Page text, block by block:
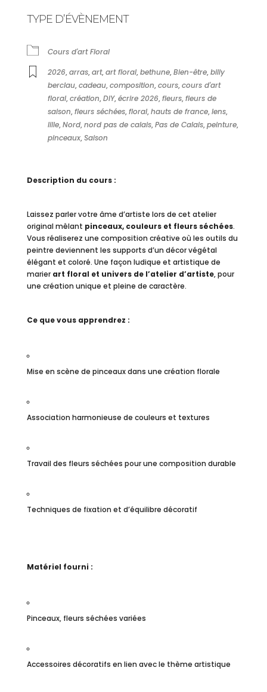
TYPE D’ÉVÈNEMENT
Cours d'art Floral
2026,arras,art,art floral,bethune,Bien-être,billy
berclau,cadeau,composition,cours,cours d'art
floral,création,DIY,écrire 2026,fleurs,fleurs de
saison,fleurs séchées,floral,hauts de france,lens,
lille,Nord,nord pas de calais,Pas de Calais,peinture,
pinceaux,Saison
Description du cours :
Laissez parler votre âme d’artiste lors de cet atelier
original mêlant pinceaux, couleurs et fleurs séchées.
Vous réaliserez une composition créative où les outils du
peintre deviennent les supports d’un décor végétal
élégant et coloré. Une façon ludique et artistique de
marier art floral et univers de l’atelier d’artiste, pour
une création unique et pleine de caractère.
Ce que vous apprendrez :
Mise en scène de pinceaux dans une création florale
Association harmonieuse de couleurs et textures
Travail des fleurs séchées pour une composition durable
Techniques de fixation et d’équilibre décoratif
Matériel fourni :
Pinceaux, fleurs séchées variées
Accessoires décoratifs en lien avec le thème artistique